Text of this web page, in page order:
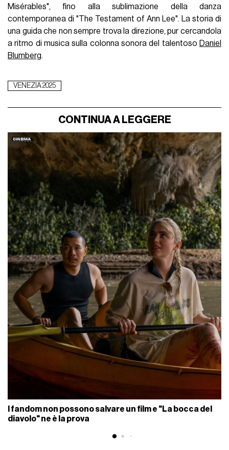
Misérables", fino alla sublimazione della danza
contemporanea di "The Testament of Ann Lee". La storia di
una guida che non sempre trova la direzione, pur cercandola
a ritmo di musica sulla colonna sonora del talentoso Daniel
Blumberg.
VENEZIA 2025
CONTINUA A LEGGERE
I fandom non possono salvare un film e "La bocca del
diavolo" ne è la prova